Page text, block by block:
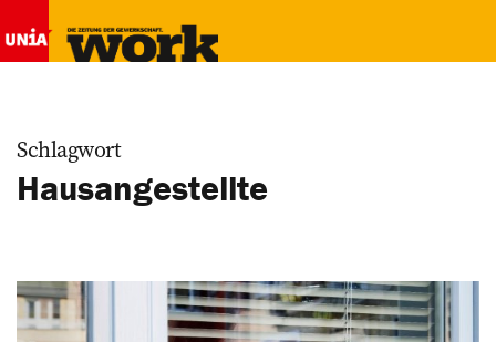
Schlagwort
Hausangestellte